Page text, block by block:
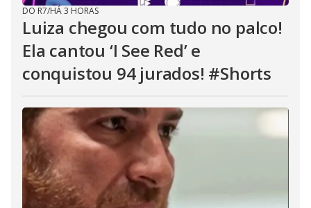
DO R7/HÁ 3 HORAS
Luiza chegou com tudo no palco!
Ela cantou ‘I See Red’ e
conquistou 94 jurados! #Shorts